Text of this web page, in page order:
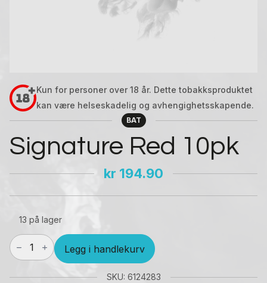
Kun for personer over 18 år. Dette tobakksproduktet
kan være helseskadelig og avhengighetsskapende.
BAT
Signature Red 10pk
kr 194.90
13 på lager
Signature
Red
10pk
antall
Legg i handlekurv
SKU: 6124283